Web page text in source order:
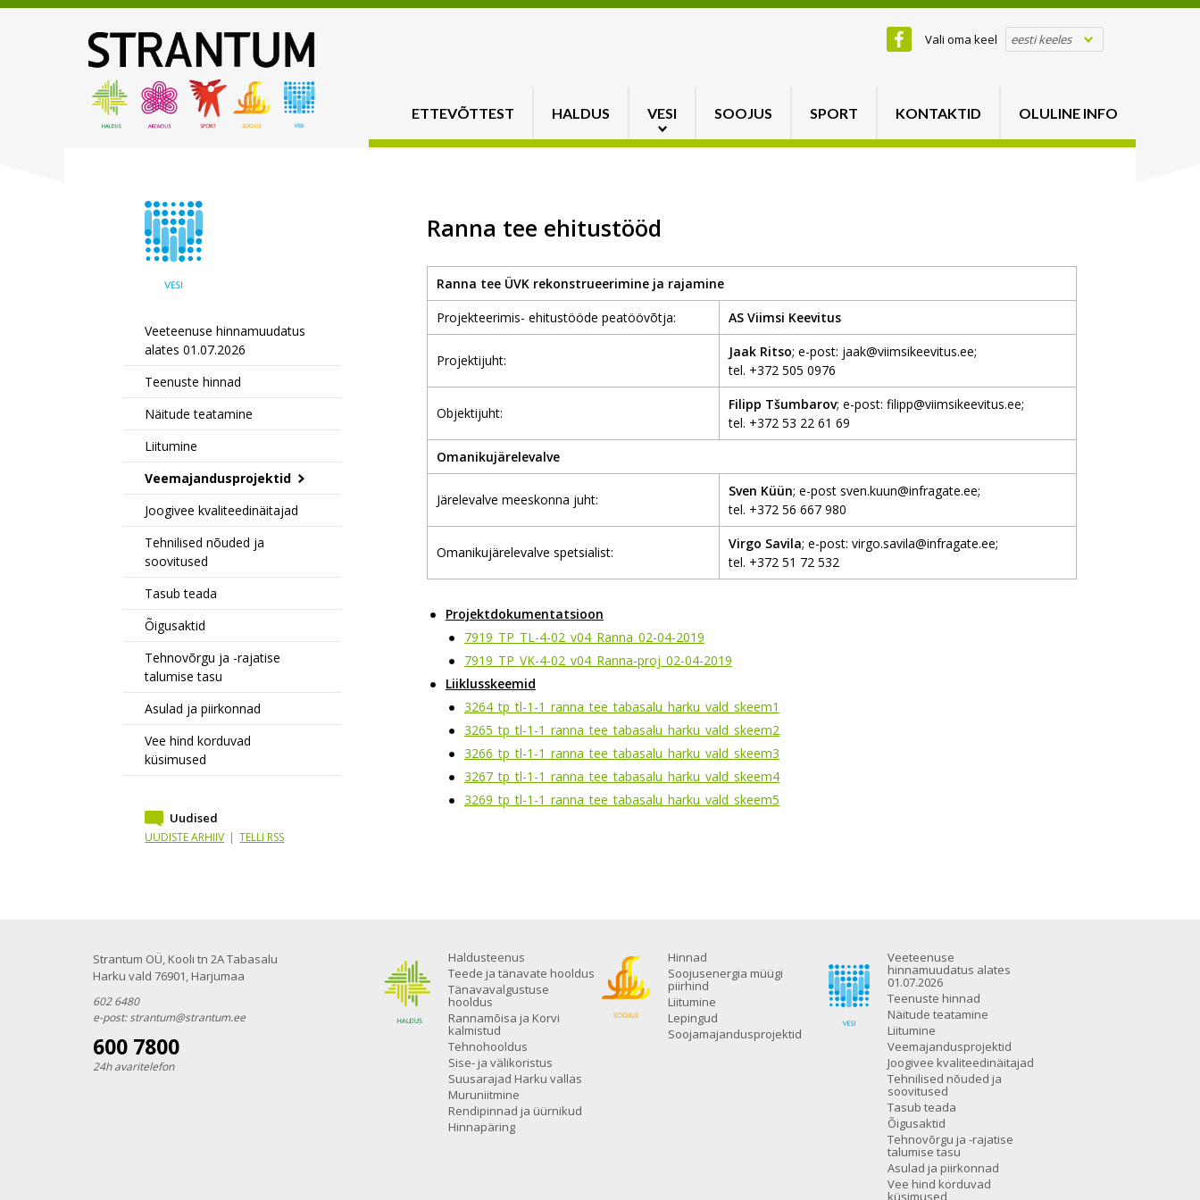
Vali oma keel eesti keeles
ETTEVÕTTEST HALDUS VESI SOOJUS SPORT KONTAKTID OLULINE INFO
Veeteenuse hinnamuudatus
alates 01.07.2026
Teenuste hinnad
Näitude teatamine
Liitumine
Veemajandusprojektid
Joogivee kvaliteedinäitajad
Tehnilised nõuded ja
soovitused
Tasub teada
Õigusaktid
Tehnovõrgu ja -rajatise
talumise tasu
Asulad ja piirkonnad
Vee hind korduvad
küsimused
Uudised
UUDISTE ARHIIV | TELLI RSS
Ranna tee ehitustööd
Ranna tee ÜVK rekonstrueerimine ja rajamine
Projekteerimis- ehitustööde peatöövõtja:
AS Viimsi Keevitus
Projektijuht:
Jaak Ritso; e-post: jaak@viimsikeevitus.ee;
tel. +372 505 0976
Objektijuht:
Filipp Tšumbarov; e-post: filipp@viimsikeevitus.ee;
tel. +372 53 22 61 69
Omanikujärelevalve
Järelevalve meeskonna juht:
Sven Küün; e-post sven.kuun@infragate.ee;
tel. +372 56 667 980
Omanikujärelevalve spetsialist:
Virgo Savila; e-post: virgo.savila@infragate.ee;
tel. +372 51 72 532
Projektdokumentatsioon
7919_TP_TL-4-02_v04_Ranna_02-04-2019
7919_TP_VK-4-02_v04_Ranna-proj_02-04-2019
Liiklusskeemid
3264_tp_tl-1-1_ranna_tee_tabasalu_harku_vald_skeem1
3265_tp_tl-1-1_ranna_tee_tabasalu_harku_vald_skeem2
3266_tp_tl-1-1_ranna_tee_tabasalu_harku_vald_skeem3
3267_tp_tl-1-1_ranna_tee_tabasalu_harku_vald_skeem4
3269_tp_tl-1-1_ranna_tee_tabasalu_harku_vald_skeem5
Haldusteenus
Teede ja tänavate hooldus
Tänavavalgustuse
hooldus
Rannamõisa ja Korvi
kalmistud
Tehnohooldus
Sise- ja välikoristus
Suusarajad Harku vallas
Muruniitmine
Rendipinnad ja üürnikud
Hinnapäring
Hinnad
Soojusenergia müügi
piirhind
Liitumine
Lepingud
Soojamajandusprojektid
Veeteenuse
hinnamuudatus alates
01.07.2026
Teenuste hinnad
Näitude teatamine
Liitumine
Veemajandusprojektid
Joogivee kvaliteedinäitajad
Tehnilised nõuded ja
soovitused
Tasub teada
Õigusaktid
Tehnovõrgu ja -rajatise
talumise tasu
Asulad ja piirkonnad
Vee hind korduvad
küsimused
Strantum OÜ, Kooli tn 2A Tabasalu
Harku vald 76901, Harjumaa
602 6480
e-post:strantum@strantum.ee
600 7800
24h avaritelefon